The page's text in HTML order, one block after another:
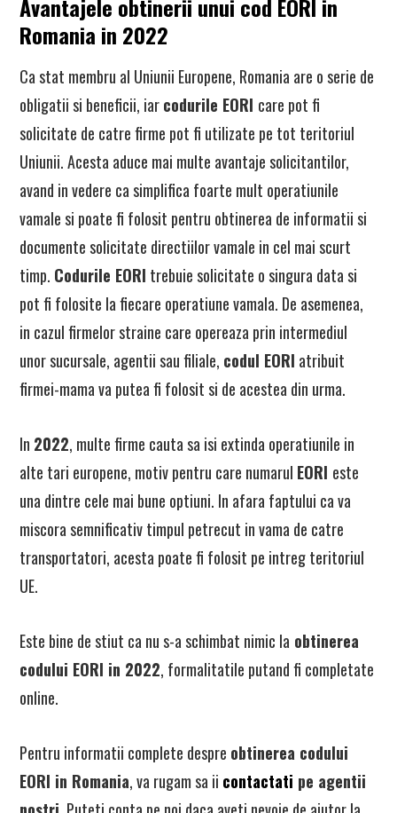
Avantajele obtinerii unui cod EORI in
Romania in 2022
Ca stat membru al Uniunii Europene, Romania are o serie de
obligatii si beneficii, iarcodurile EORI care pot fi
solicitate de catre firme pot fi utilizate pe tot teritoriul
Uniunii. Acesta aduce mai multe avantaje solicitantilor,
avand in vedere ca simplifica foarte mult operatiunile
vamale si poate fi folosit pentru obtinerea de informatii si
documente solicitate directiilor vamale in cel mai scurt
timp. Codurile EORI trebuie solicitate o singura data si
pot fi folosite la fiecare operatiune vamala. De asemenea,
in cazul firmelor straine care opereaza prin intermediul
unor sucursale, agentii sau filiale, codul EORI atribuit
firmei-mama va putea fi folosit si de acestea din urma.
In 2022, multe firme cauta sa isi extinda operatiunile in
alte tari europene, motiv pentru care numarul EORI este
una dintre cele mai bune optiuni. In afara faptului ca va
miscora semnificativ timpul petrecut in vama de catre
transportatori, acesta poate fi folosit pe intreg teritoriul
UE.
Este bine de stiut ca nu s-a schimbat nimic la obtinerea
codului EORI in 2022, formalitatile putand fi completate
online.
Pentru informatii complete despre obtinerea codului
EORI in Romania, va rugam sa ii contactati pe agentii